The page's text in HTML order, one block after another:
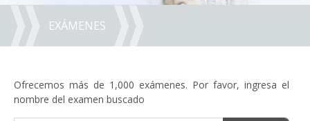
EXÁMENES
Ofrecemos más de 1,000 exámenes. Por favor, ingresa el
nombre del examen buscado